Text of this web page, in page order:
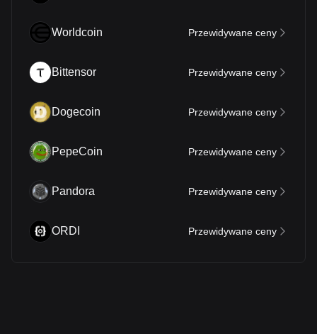
Worldcoin Przewidywane ceny
Bittensor Przewidywane ceny
Dogecoin Przewidywane ceny
PepeCoin Przewidywane ceny
Pandora Przewidywane ceny
ORDI Przewidywane ceny